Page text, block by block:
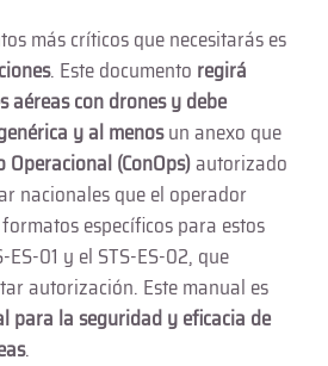
más críticos que necesitarás es
. Este documento regirá
aéreas con drones y debe
y al menosun anexo que
Operacional (ConOps)autorizado
nacionales que el operador
específicos para estos
ES-01 y el STS-ES-02, que
autorización. Este manual es
para la seguridad y eficacia de
.